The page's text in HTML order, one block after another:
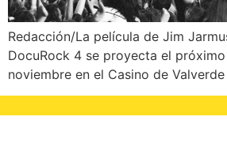
Redacción/La película de Jim
DocuRock 4 se proyecta el próximo
noviembre en el Casino de